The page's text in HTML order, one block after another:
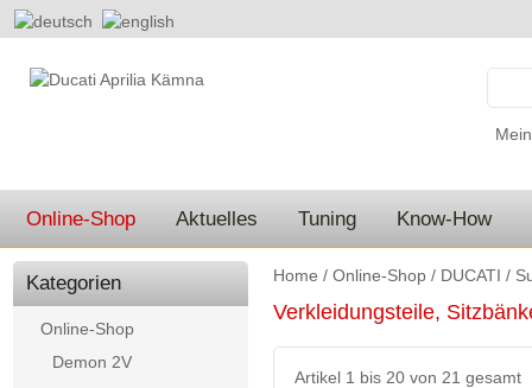
Online-Shop Aktuelles Tuning Know-How
Home / Online-Shop / DUCATI /
Verkleidungsteile,
Artikel 1 bis 20 von 21 gesamt
Kategorien
Online-Shop
Demon 2V